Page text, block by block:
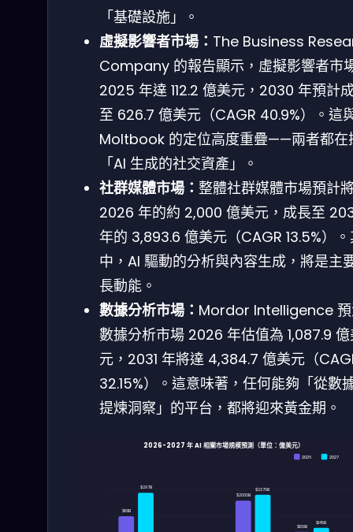
「基礎設施」。
虛擬影響者市場： The Business
Company 的報告顯示，虛擬影響者市
2025 年達 112.2 億美元，2030 年預計
至 626.7 億美元（CAGR 40.9%）。這
Moltbook 的定位高度重疊——兩者都在
「AI 生成的社交資產」。
社群媒體市場： 整體社群媒體市場預計
2026 年的約 2,000 億美元，成長至
年的 3,893.6 億美元（CAGR 13.5%）
中，AI 驅動的分析與內容生成，將是主
長動能。
數據分析市場： Mordor Intelligence
數據分析市場 2026 年估值為 1,087.9
元，2031 年將達 4,384.7 億美元（
32.15%）。這意味著，任何能夠「從數
提煉洞察」的平台，都將迎來黃金期。
2026-2027 年 AI 相關市場規模預測（單位：億美元）
$161B
$297B
$2000B
$2270B
$109B
$145B
2026 2027